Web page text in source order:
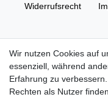
Widerrufs­recht
© Copyright 2026 | Alle
Handelsgesellschaft mbH.
Wir nutzen Cookies auf
essenziell, während
Erfahrung zu
Rechten als Nutzer